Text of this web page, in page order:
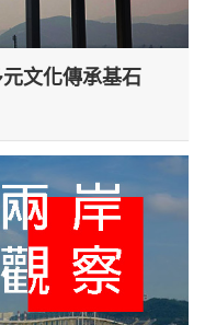
文化傳承基石